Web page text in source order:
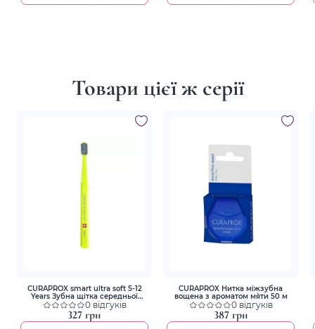
Товари цієї ж серії
CURAPROX smart ultra soft 5-12
Years Зубна щітка середньої
жорткості для дітей (жовта)
0 відгуків
327 грн
CURAPROX Нитка міжзубна
вощена з ароматом м`яти 50 м
0 відгуків
387 грн